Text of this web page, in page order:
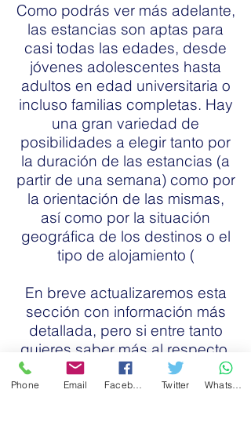
Como podrás ver más adelante,
las estancias son aptas para
casi todas las edades, desde
jóvenes adolescentes hasta
adultos en edad universitaria o
incluso familias completas. Hay
una gran variedad de
posibilidades a elegir tanto por
la duración de las estancias (a
partir de una semana) como por
la orientación de las mismas,
así como por la situación
geográfica de los destinos o el
tipo de alojamiento (
En breve actualizaremos esta
sección con información más
detallada, pero si entre tanto
quieres saber más al respecto,
no dudes en ponerte en
contacto con nosotros sin
Phone Email Twitter